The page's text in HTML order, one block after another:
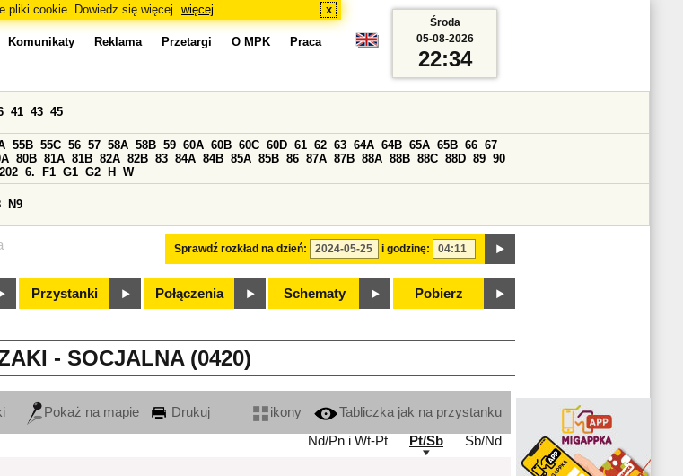
pliki cookie. Dowiedz się więcej. więcej x
Komunikaty Reklama Przetargi O MPK Praca
Sprawdź rozkład na dzień: i godzinę:
41 43 45
55B 55C 56 57 58A 58B 59 60A 60B 60C 60D 61 62 63 64A 64B 65A 65B 66 67
80B 81A 81B 82A 82B 83 84A 84B 85A 85B 86 87A 87B 88A 88B 88C 88D 89 90
202 6. F1 G1 G2 H W
N9
Przystanki Połączenia Schematy Pobierz
Środa
05-08-2026
22:34
- SOCJALNA (0420)
Pokaż na mapie Drukuj ikony
Tabliczka jak na przystanku
Nd/Pn i Wt-Pt
Pt/Sb
Sb/Nd